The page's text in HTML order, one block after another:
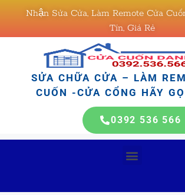
Nhận Sửa Cửa, Làm Remote Cửa
Tín, Giá Rẻ
SỬA CHỮA CỬA – LÀM
CUỐN -CỬA CỔNG HÃY
0392 536 566